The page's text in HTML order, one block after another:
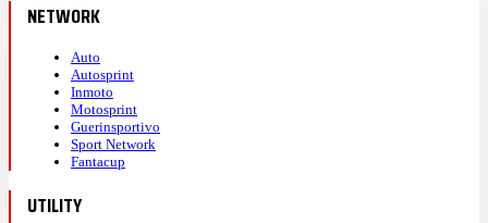
NETWORK
Auto
Autosprint
Inmoto
Motosprint
Guerinsportivo
Sport Network
Fantacup
UTILITY